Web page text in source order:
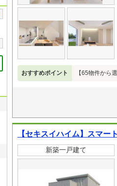
おすすめポイント 【65物件から
【セキスイハイム】スマー
新築一戸建て